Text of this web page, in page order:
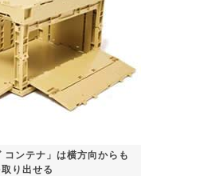
コンテナ」は横方向からも
り出せる